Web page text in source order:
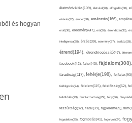
és hogyan
életmódváltás(109), életvitel(28), elfogadás(30),
elvárás(32), ember(38), emésztés(166),
erdő(36), eredmény(47), erő(36), érrendszer(36),
intelligencia(28), érzés(39), esemény(27), eszköz(28),
étrend(194), étrendkiegészítő(47),
facebook(42), fahéj(43), fájdalom(308),
fáradtság(117), fehérje(198),
feldolgozás(24), félelem(115), felelősség(62),
feltöltődés(29), fenntarthatóság(29), fény(36),
feszültség(82), fiatal(39), figyelem(69),
fogadalom(25), fogmosás(41), fogorvos(24),